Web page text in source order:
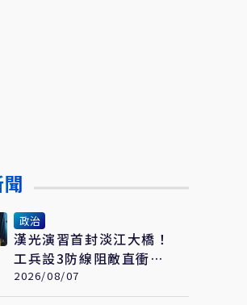
政治
漢光演習首封淡江大橋！
工兵設3防線阻敵直衝中
樞
2026/08/07